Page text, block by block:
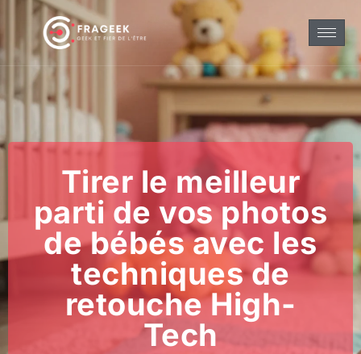
Tirer le meilleur
parti de vos photos
de bébés avec les
techniques de
retouche High-
Tech